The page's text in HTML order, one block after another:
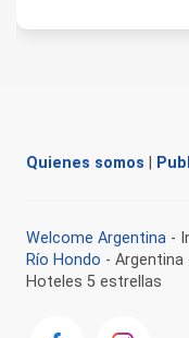
Quienes somos
Welcome Argentina -
Río Hondo - Argentina
Hoteles 5 estrellas